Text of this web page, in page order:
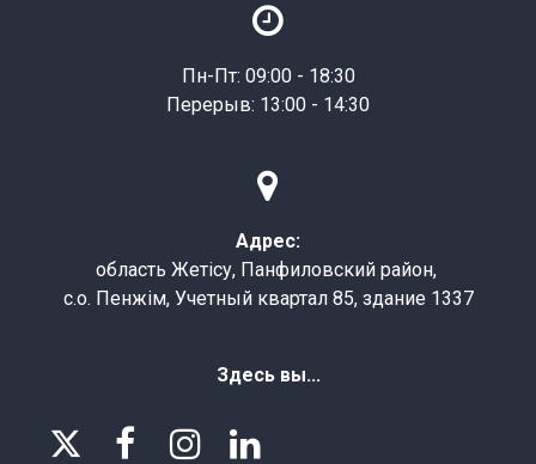

Пн-Пт: 09:00 - 18:30
Перерыв: 13:00 - 14:30

Адрес:
область Жетісу, Панфиловский район,
с.о. Пенжім, Учетный квартал 85, здание 1337
Здесь вы...
   